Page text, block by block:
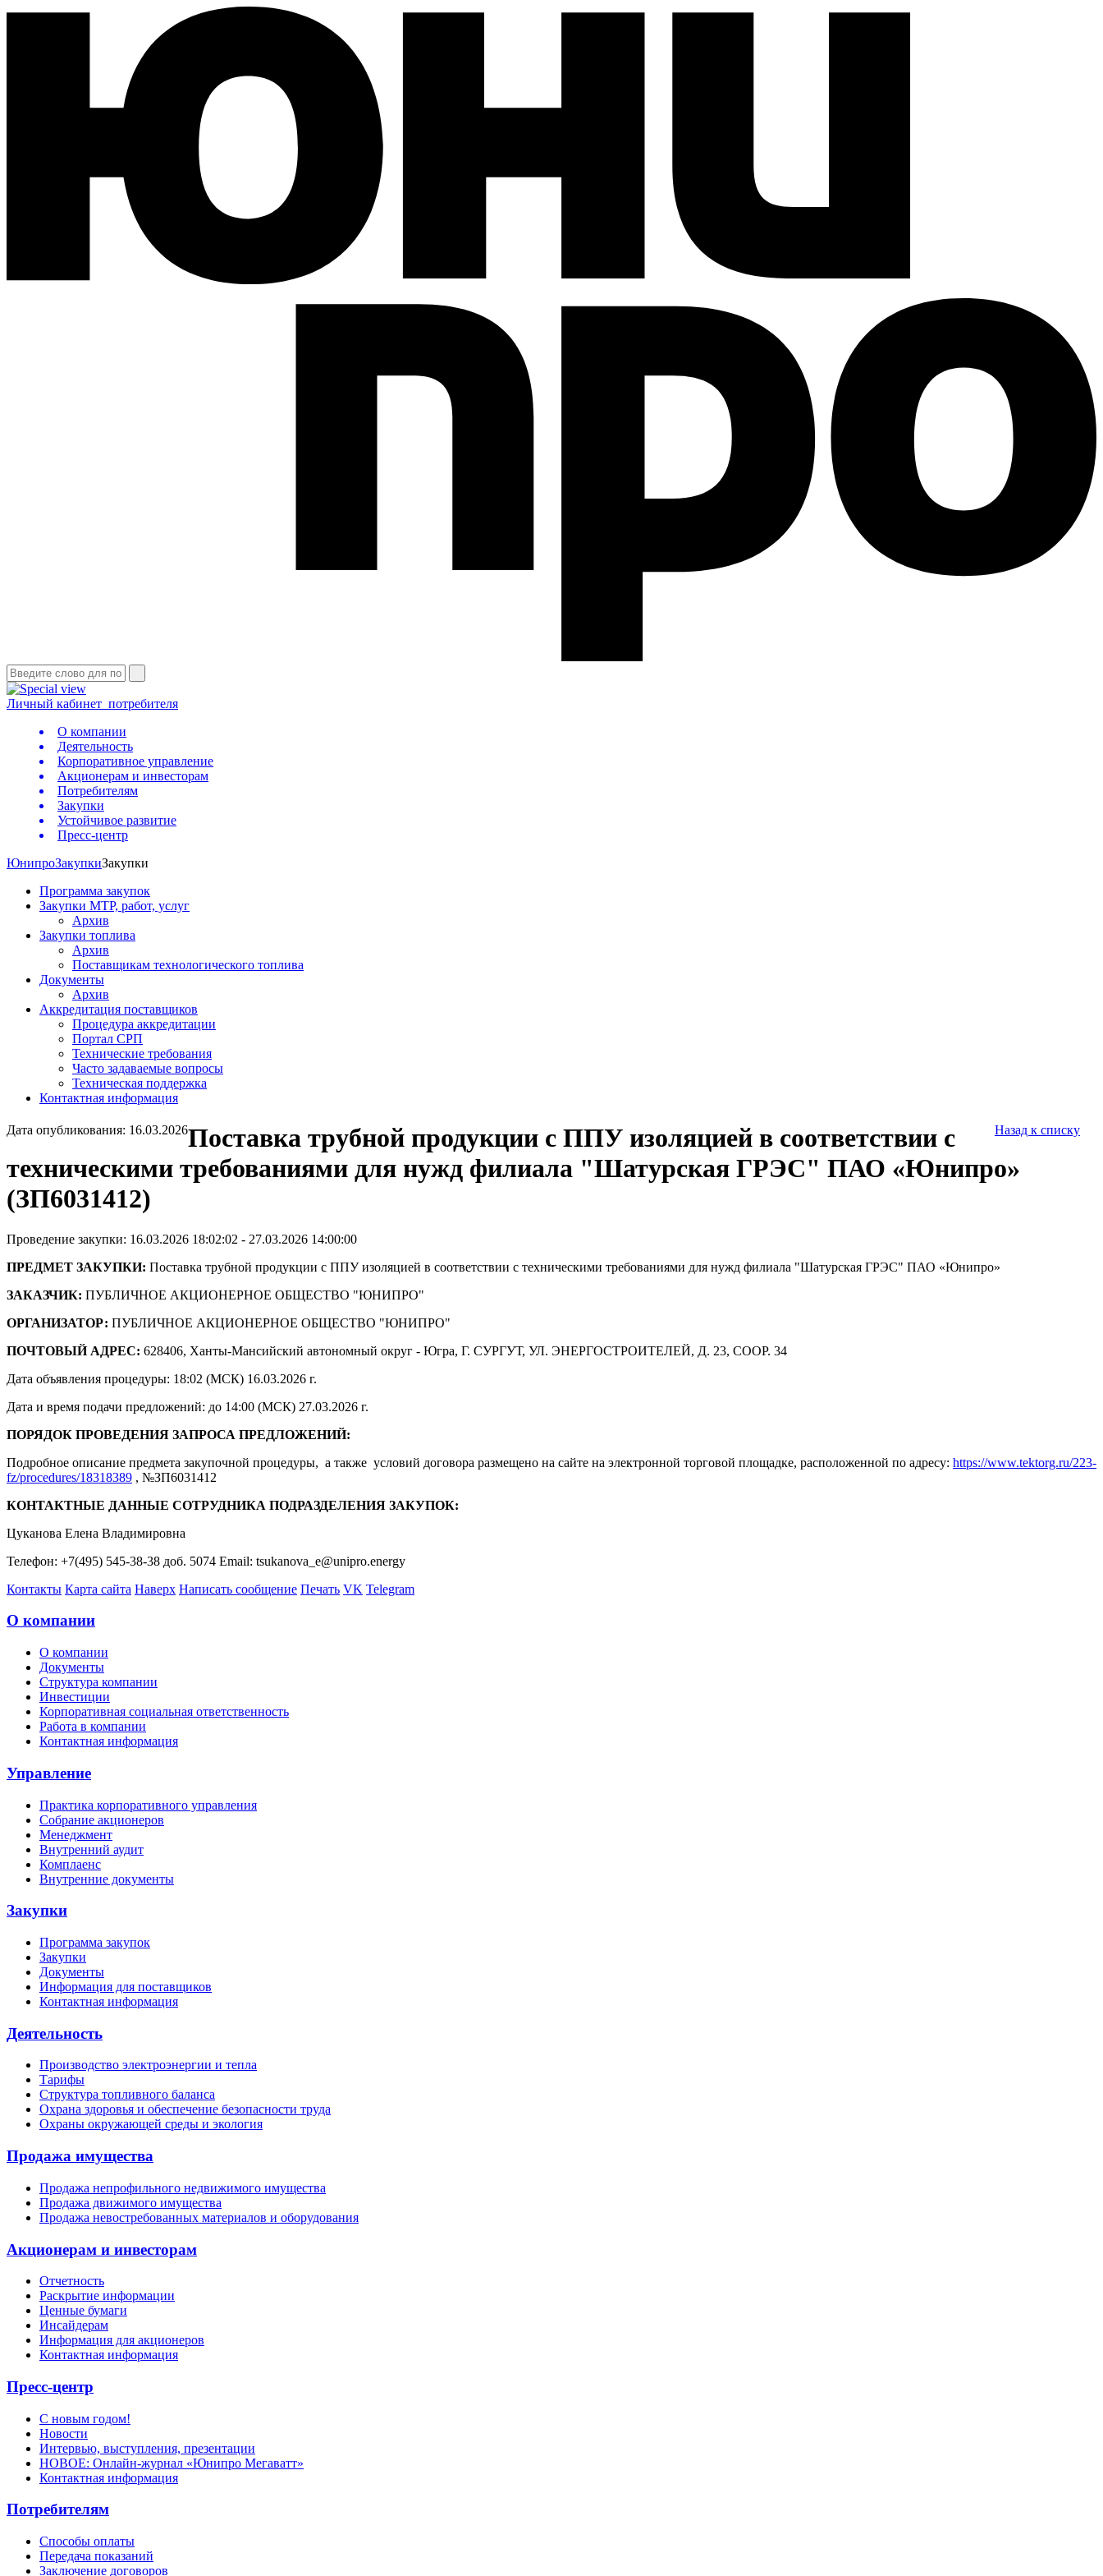
Личный кабинет потребителя
О компании
Деятельность
Корпоративное управление
Акционерам и инвесторам
Потребителям
Закупки
Устойчивое развитие
Пресс-центр
ЮнипроЗакупкиЗакупки
Программа закупок
Закупки МТР, работ, услуг
Архив
Закупки топлива
Архив
Поставщикам технологического топлива
Документы
Архив
Аккредитация поставщиков
Процедура аккредитации
Портал СРП
Технические требования
Часто задаваемые вопросы
Техническая поддержка
Контактная информация
Дата опубликования: 16.03.2026 Назад к списку
Поставка трубной продукции с ППУ изоляцией в соответствии с
техническими требованиями для нужд филиала "Шатурская ГРЭС" ПАО «Юнипро»
(ЗП6031412)
Проведение закупки: 16.03.2026 18:02:02 - 27.03.2026 14:00:00
ПРЕДМЕТ ЗАКУПКИ: Поставка трубной продукции с ППУ изоляцией в соответствии с техническими требованиями для нужд филиала "Шатурская ГРЭС" ПАО «Юнипро»
ЗАКАЗЧИК: ПУБЛИЧНОЕ АКЦИОНЕРНОЕ ОБЩЕСТВО "ЮНИПРО"
ОРГАНИЗАТОР: ПУБЛИЧНОЕ АКЦИОНЕРНОЕ ОБЩЕСТВО "ЮНИПРО"
ПОЧТОВЫЙ АДРЕС: 628406, Ханты-Мансийский автономный округ - Югра, Г. СУРГУТ, УЛ. ЭНЕРГОСТРОИТЕЛЕЙ, Д. 23, СООР. 34
Дата объявления процедуры: 18:02 (МСК) 16.03.2026 г.
Дата и время подачи предложений: до 14:00 (МСК) 27.03.2026 г.
ПОРЯДОК ПРОВЕДЕНИЯ ЗАПРОСА ПРЕДЛОЖЕНИЙ:
Подробное описание предмета закупочной процедуры, а также условий договора размещено на сайте на электронной торговой площадке, расположенной по адресу: https://www.tektorg.ru/223-
fz/procedures/18318389 , №ЗП6031412
КОНТАКТНЫЕ ДАННЫЕ СОТРУДНИКА ПОДРАЗДЕЛЕНИЯ ЗАКУПОК:
Цуканова Елена Владимировна
Телефон: +7(495) 545-38-38 доб. 5074 Email: tsukanova_e@unipro.energy
Контакты Карта сайта Наверх Написать сообщение Печать VK Telegram
О компании
О компании
Документы
Структура компании
Инвестиции
Корпоративная социальная ответственность
Работа в компании
Контактная информация
Управление
Практика корпоративного управления
Собрание акционеров
Менеджмент
Внутренний аудит
Комплаенс
Внутренние документы
Закупки
Программа закупок
Закупки
Документы
Информация для поставщиков
Контактная информация
Деятельность
Производство электроэнергии и тепла
Тарифы
Структура топливного баланса
Охрана здоровья и обеспечение безопасности труда
Охраны окружающей среды и экология
Продажа имущества
Продажа непрофильного недвижимого имущества
Продажа движимого имущества
Продажа невостребованных материалов и оборудования
Акционерам и инвесторам
Отчетность
Раскрытие информации
Ценные бумаги
Инсайдерам
Информация для акционеров
Контактная информация
Пресс-центр
С новым годом!
Новости
Интервью, выступления, презентации
НОВОЕ: Онлайн-журнал «Юнипро Мегаватт»
Контактная информация
Потребителям
Способы оплаты
Передача показаний
Заключение договоров